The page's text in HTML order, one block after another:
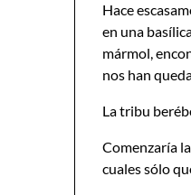
Hace
en una
mármol,
nos han
La tribu
Comenzaría
cuales sólo